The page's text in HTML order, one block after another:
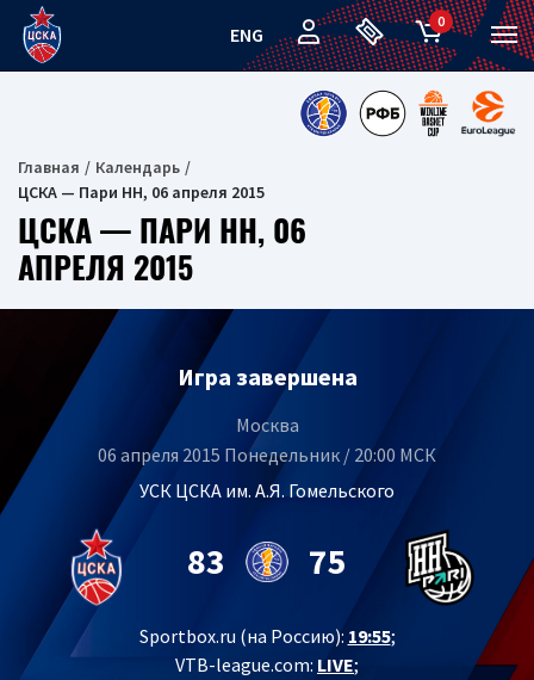
ENG
0
Главная
Календарь
ЦСКА — Пари НН, 06 апреля 2015
ЦСКА — ПАРИ НН, 06
АПРЕЛЯ 2015
Игра завершена
Москва
06 апреля 2015 Понедельник / 20:00 МСК
УСК ЦСКА им. А.Я. Гомельского
83 75
Sportbox.ru (на Россию): 19:55;
VTB-league.com: LIVE;